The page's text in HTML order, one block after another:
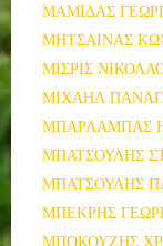
ΜΑΜΙΔΑΣ
ΜΗΤΣΑΙΝΑΣ
ΜΙΣΡΙΣ
ΜΙΧΑΗΛ
ΜΠΑΡΛΑΜΠΑΣ
ΜΠΑΤΣΟΥΛΗΣ
ΜΠΑΤΣΟΥΛΗΣ
ΜΠΕΚΡΗΣ
ΜΠΟΚΟΥΖΗΣ